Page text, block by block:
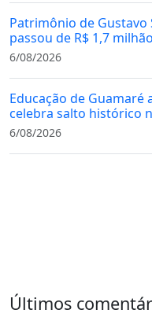
Patrimônio de Gustavo
passou de R$ 1,7
6/08/2026
Educação de
celebra salto histórico
6/08/2026
Últimos